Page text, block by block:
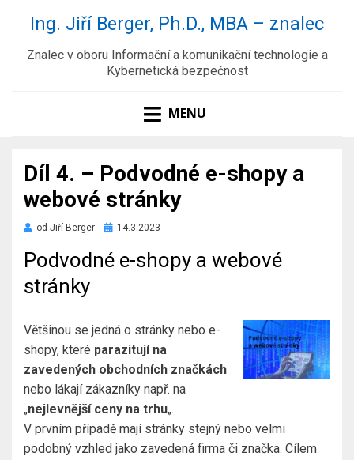
Ing. Jiří Berger, Ph.D., MBA – znalec
Znalec v oboru Informační a komunikační technologie a
Kybernetická bezpečnost
MENU
Díl 4. – Podvodné e-shopy a
webové stránky
od Jiří Berger
Zveřejněno
14.3.2023
Podvodné e-shopy a webové
stránky
Většinou se jedná o stránky nebo e-
shopy, které parazitují na
zavedených obchodních značkách
nebo lákají zákazníky např. na
„nejlevnější ceny na trhu„.
V prvním případě mají stránky stejný nebo velmi
podobný vzhled jako zavedená firma či značka. Cílem